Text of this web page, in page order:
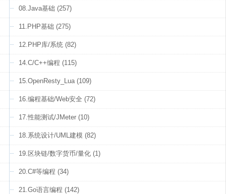
08.Java基础 (257)
11.PHP基础 (275)
12.PHP库/系统 (82)
14.C/C++编程 (115)
15.OpenResty_Lua (109)
16.编程基础/Web安全 (72)
17.性能测试/JMeter (10)
18.系统设计/UML建模 (82)
19.区块链/数字货币/量化 (1)
20.C#等编程 (34)
21.Go语言编程 (142)